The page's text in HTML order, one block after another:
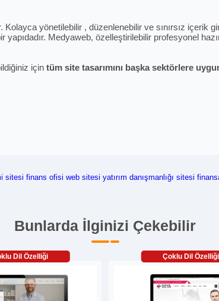
Kolayca yönetilebilir , düzenlenebilir ve sınırsız
yapıdadır. Medyaweb, özelleştirilebilir profesyonel
için tüm site tasarımını başka sektörlere
sitesi finans ofisi web sitesi yatırım danışmanlığı sitesi
Bunlarda İlginizi Çekebilir
Dil Özelliği Çoklu Dil Özelliği